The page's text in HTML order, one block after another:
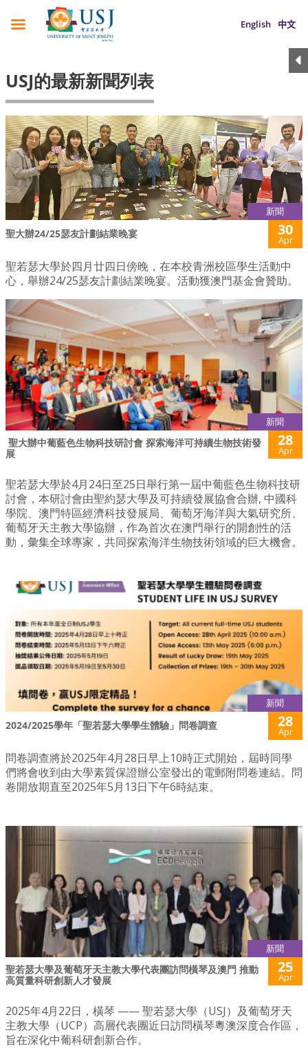
English 中文
USJ的最新新聞列表
新聞
聖大辦24/25瑟友計劃結業晚宴 30
Apr
聖若瑟大學於四月廿四日傍晚，在本校青洲校區學生活動中
心，舉辦24/25瑟友計劃結業晚宴。活動獲澳門基金會贊助。
新聞
​ 聖大辦中葡藍色生物科技研討會 探索海洋可持續生物技術發
展
28
Apr
聖若瑟大學於4月24日至25日舉行第一屆中葡藍色生物科技研
討會，本研討會由聖約瑟大學及可持續發展協會合辦, 中國科
學院、澳門特區經濟科技發展局、葡萄牙海洋與大氣研究所、
葡萄牙天主教大學協辦，作為首次在澳門舉行的開創性的活
動，彙集全球專家，共同探索海洋生物技術領域的巨大機會。
新聞
2024/2025學年「聖若瑟大學學生體驗」問卷調查 28
Apr
問卷調查將於2025年4月28日早上10時正式開始，屆時同學
們將會收到由大學素質保證辦公室發出的電郵附問卷連結。問
卷開放期直至2025年5月13日下午6時結束。
新聞
聖若瑟大學及葡萄牙天主教大學代表團訪問橫琴及澳門 推動
高質量科研創新人才發展
25
Apr
2025年4月22日，橫琴 —— 聖若瑟大學（USJ）及葡萄牙天
主教大學（UCP）高層代表團近日訪問橫琴粵澳深度合作區，
旨在深化中葡科研創新合作。